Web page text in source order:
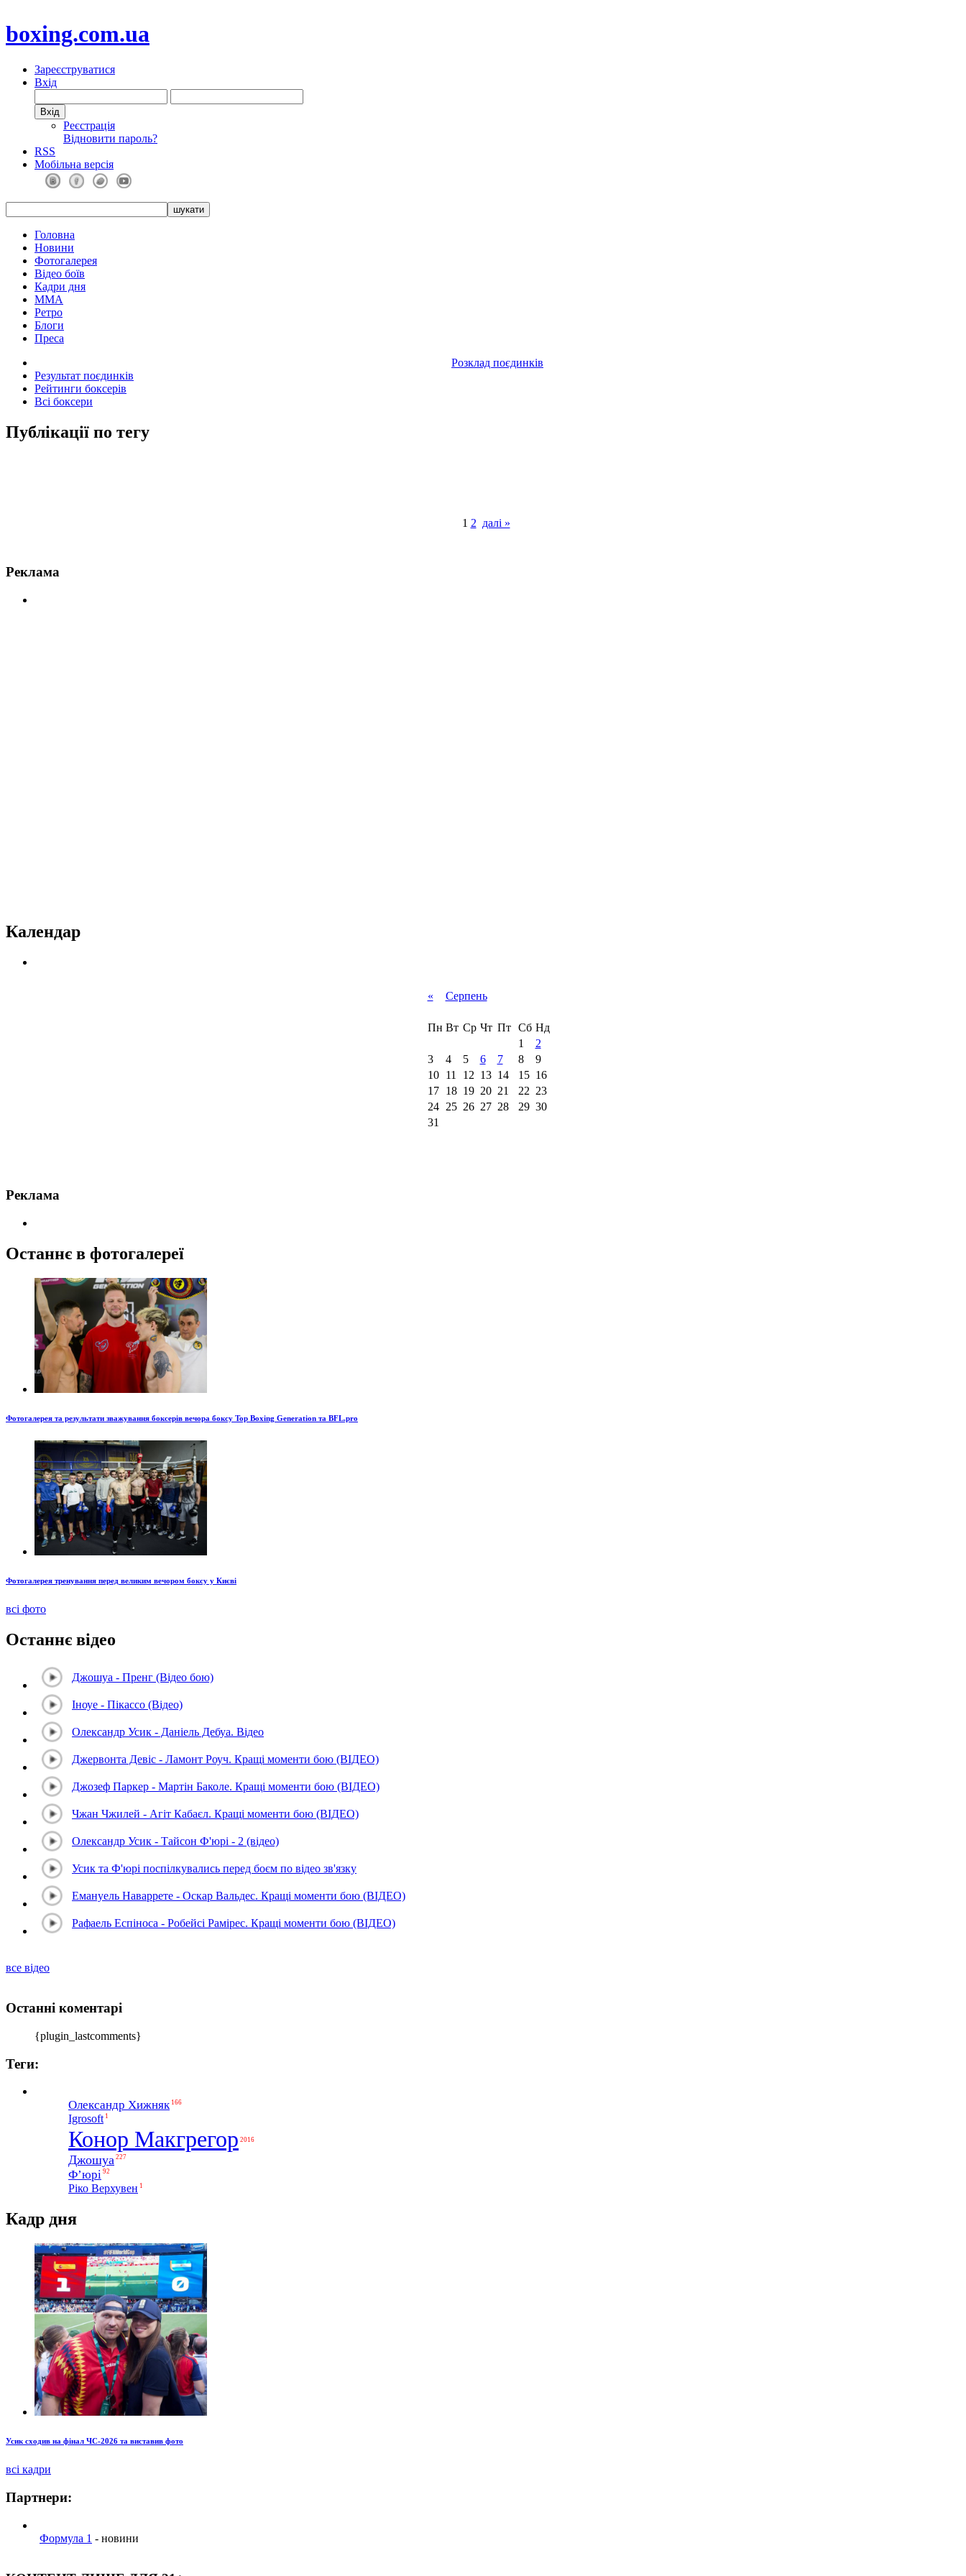
boxing.com.ua
Зареєструватися
Вхід
Реєстрація
Відновити пароль?
RSS
Мобільна версія
Головна
Новини
Фотогалерея
Відео боїв
Кадри дня
ММА
Ретро
Блоги
Преса
Розклад поєдинків
Результат поєдинків
Рейтинги боксерів
Всі боксери
Публікації по тегу
1 2 далі »
Реклама
Календар
« Серпень
Пн Вт Ср Чт Пт Сб Нд
1
2
3
4 5 6 7 8
9
10
11 12 13 14 15 16
17
18 19 20 21 22 23
24
25 26 27 28 29 30
31
Реклама
Останнє в фотогалереї
Фотогалерея та результати зважування боксерів вечора боксу Top Boxing Generation та BFL.pro
Фотогалерея тренування перед великим вечором боксу у Києві
всі фото
Останнє відео
Джошуа - Пренг (Відео бою)
Іноуе - Пікассо (Відео)
Олександр Усик - Даніель Дебуа. Відео
Джервонта Девіс - Ламонт Роуч. Кращі моменти бою (ВІДЕО)
Джозеф Паркер - Мартін Баколе. Кращі моменти бою (ВІДЕО)
Чжан Чжилей - Агіт Кабаєл. Кращі моменти бою (ВІДЕО)
Олександр Усик - Тайсон Ф'юрі - 2 (відео)
Усик та Ф'юрі поспілкувались перед боєм по відео зв'язку
Емануель Наваррете - Оскар Вальдес. Кращі моменти бою (ВІДЕО)
Рафаель Еспіноса - Робейсі Рамірес. Кращі моменти бою (ВІДЕО)
все відео
Останні коментарі
{plugin_lastcomments}
Теги:
Олександр Хижняк 166
Igrosoft 1
Конор Макгрегор 2016
Джошуа 227
Ф’юрі 92
Ріко Верхувен 1
Кадр дня
Усик сходив на фінал ЧС-2026 та виставив фото
всі кадри
Партнери:
Формула 1 - новини